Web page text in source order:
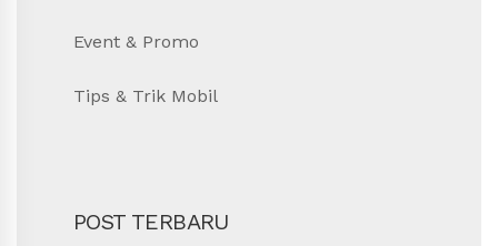
Event & Promo
Tips & Trik Mobil
POST TERBARU